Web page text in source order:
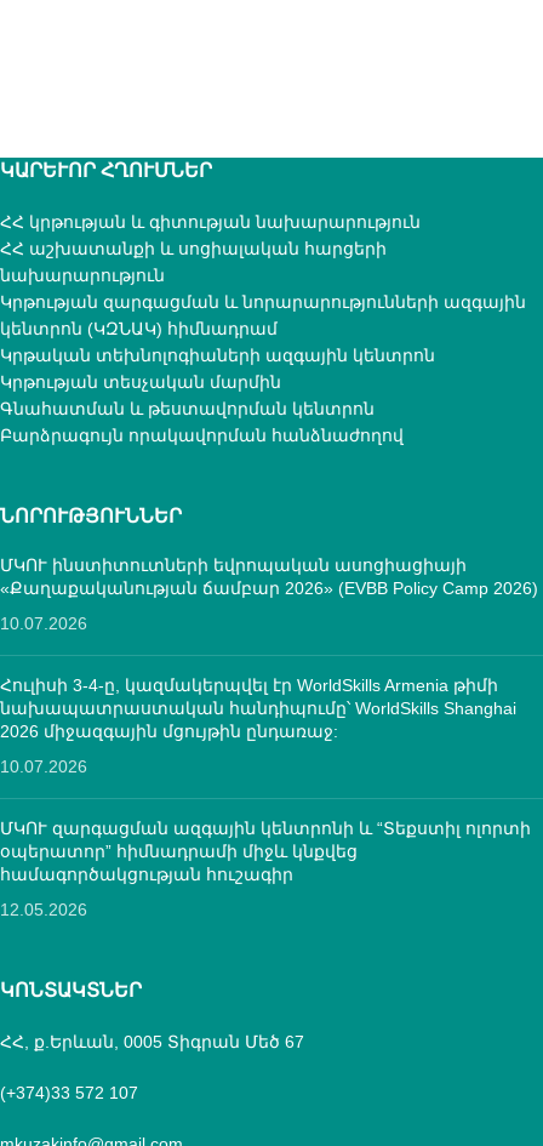
ԿԱՐԵՒՈՐ ՀՂՈՒՄՆԵՐ
ՀՀ կրթության և գիտության նախարարություն
ՀՀ աշխատանքի և սոցիալական հարցերի
նախարարություն
Կրթության զարգացման և նորարարությունների ազգային
կենտրոն (ԿԶՆԱԿ) հիմնադրամ
Կրթական տեխնոլոգիաների ազգային կենտրոն
Կրթության տեսչական մարմին
Գնահատման և թեստավորման կենտրոն
Բարձրագույն որակավորման հանձնաժողով
ՆՈՐՈՒԹՅՈՒՆՆԵՐ
ՄԿՈՒ ինստիտուտների եվրոպական ասոցիացիայի
«Քաղաքականության ճամբար 2026» (EVBB Policy Camp 2026)
10.07.2026
Հուլիսի 3-4-ը, կազմակերպվել էր WorldSkills Armenia թիմի
նախապատրաստական հանդիպումը՝ WorldSkills Shanghai
2026 միջազգային մցույթին ընդառաջ:
10.07.2026
ՄԿՈՒ զարգացման ազգային կենտրոնի և “Տեքստիլ ոլորտի
օպերատոր” հիմնադրամի միջև կնքվեց
համագործակցության հուշագիր
12.05.2026
ԿՈՆՏԱԿՏՆԵՐ
ՀՀ, ք.Երևան, 0005 Տիգրան Մեծ 67
(+374)33 572 107